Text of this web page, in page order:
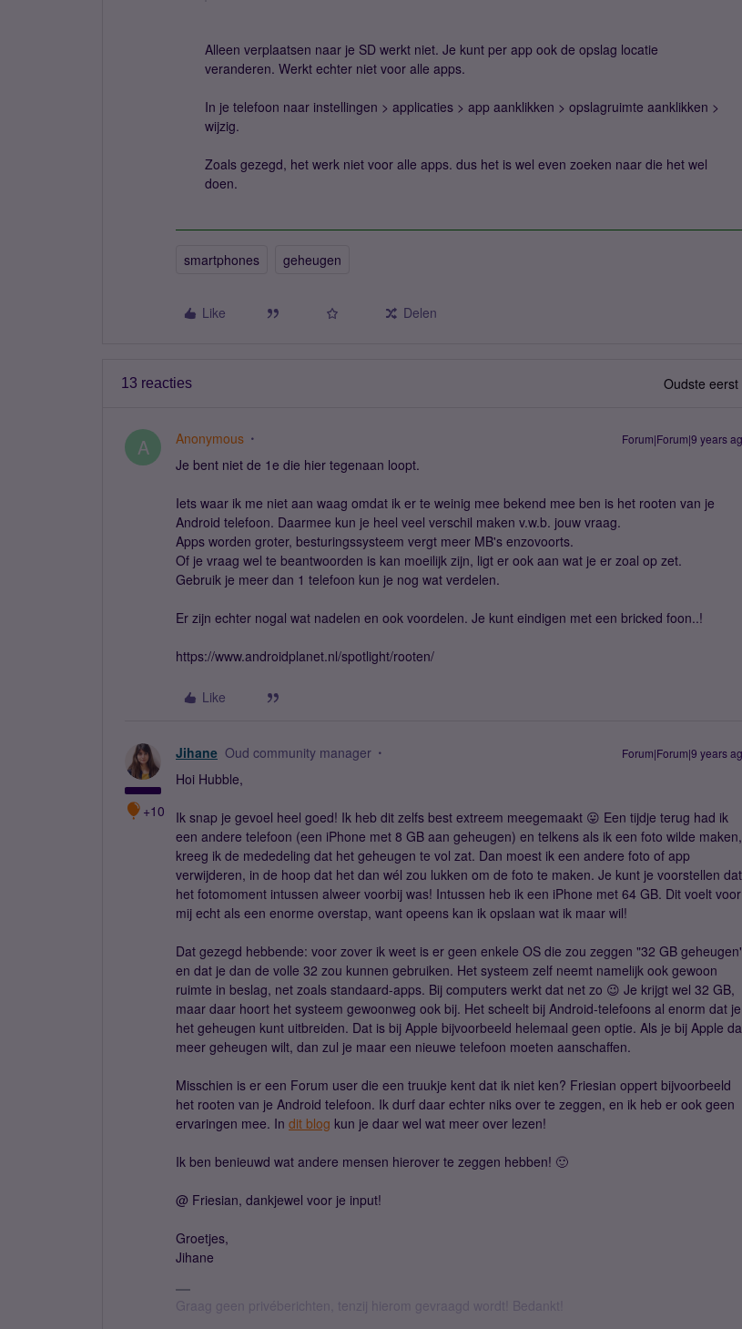
Alleen verplaatsen naar je SD werkt niet. Je kunt per app ook de opslag locatie
veranderen. Werkt echter niet voor alle apps.
In je telefoon naar instellingen > applicaties > app aanklikken > opslagruimte aanklikken >
wijzig.
Zoals gezegd, het werk niet voor alle apps. dus het is wel even zoeken naar die het wel
doen.
smartphones geheugen
Like Delen
13 reacties Oudste eerst
A Anonymous Forum|Forum|9 years
Je bent niet de 1e die hier tegenaan loopt.
Iets waar ik me niet aan waag omdat ik er te weinig mee bekend mee ben is het rooten van je
Android telefoon. Daarmee kun je heel veel verschil maken v.w.b. jouw vraag.
Apps worden groter, besturingssysteem vergt meer MB's enzovoorts.
Of je vraag wel te beantwoorden is kan moeilijk zijn, ligt er ook aan wat je er zoal op zet.
Gebruik je meer dan 1 telefoon kun je nog wat verdelen.
Er zijn echter nogal wat nadelen en ook voordelen. Je kunt eindigen met een bricked foon..!
https://www.androidplanet.nl/spotlight/rooten/
Like
+10
Jihane Oud community manager Forum|Forum|9 years
Hoi Hubble,
Ik snap je gevoel heel goed! Ik heb dit zelfs best extreem meegemaakt 😛 Een tijdje terug had ik
een andere telefoon (een iPhone met 8 GB aan geheugen) en telkens als ik een foto wilde maken,
kreeg ik de mededeling dat het geheugen te vol zat. Dan moest ik een andere foto of app
verwijderen, in de hoop dat het dan wél zou lukken om de foto te maken. Je kunt je voorstellen dat
het fotomoment intussen alweer voorbij was! Intussen heb ik een iPhone met 64 GB. Dit voelt voor
mij echt als een enorme overstap, want opeens kan ik opslaan wat ik maar wil!
Dat gezegd hebbende: voor zover ik weet is er geen enkele OS die zou zeggen "32 GB
en dat je dan de volle 32 zou kunnen gebruiken. Het systeem zelf neemt namelijk ook gewoon
ruimte in beslag, net zoals standaard-apps. Bij computers werkt dat net zo 😉 Je krijgt wel 32 GB,
maar daar hoort het systeem gewoonweg ook bij. Het scheelt bij Android-telefoons al enorm dat je
het geheugen kunt uitbreiden. Dat is bij Apple bijvoorbeeld helemaal geen optie. Als je bij Apple
meer geheugen wilt, dan zul je maar een nieuwe telefoon moeten aanschaffen.
Misschien is er een Forum user die een truukje kent dat ik niet ken? Friesian oppert bijvoorbeeld
het rooten van je Android telefoon. Ik durf daar echter niks over te zeggen, en ik heb er ook geen
ervaringen mee. In dit blog kun je daar wel wat meer over lezen!
Ik ben benieuwd wat andere mensen hierover te zeggen hebben! 🙂
@ Friesian, dankjewel voor je input!
Groetjes,
Jihane
Graag geen privéberichten, tenzij hierom gevraagd wordt! Bedankt!